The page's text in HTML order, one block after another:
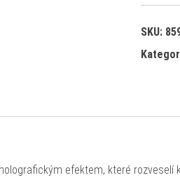
SKU:
efektem, které rozveselí